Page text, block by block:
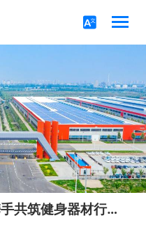
迈宝赫与MAVINPRO：携手共筑健身器材行业新高度！